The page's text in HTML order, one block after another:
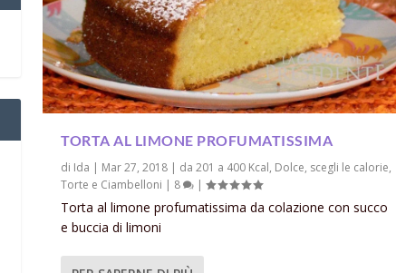
TORTA AL LIMONE PROFUMATISSIMA
di Ida | Mar 27, 2018 | da 201 a 400 Kcal, Dolce, scegli le calorie,
Torte e Ciambelloni | 8 |
Torta al limone profumatissima da colazione con succo
e buccia di limoni